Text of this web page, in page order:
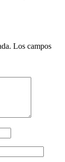
Los campos